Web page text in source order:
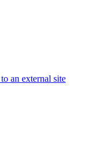
an external site